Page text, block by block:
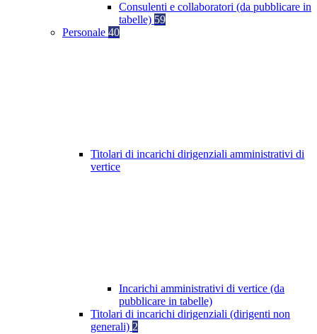
Consulenti e collaboratori (da pubblicare in
tabelle) 59
Personale 40
Titolari di incarichi dirigenziali amministrativi di
vertice
Incarichi amministrativi di vertice (da
pubblicare in tabelle)
Titolari di incarichi dirigenziali (dirigenti non
generali) 2